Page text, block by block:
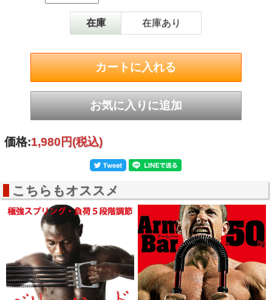
4986920304212
（約）長さ36×幅4.3×奥行き4.3cm
素材
バネ：スチール、グリップ：TPE、PP
在庫 在庫あり
価格:1,980円(税込)
こちらもオススメ